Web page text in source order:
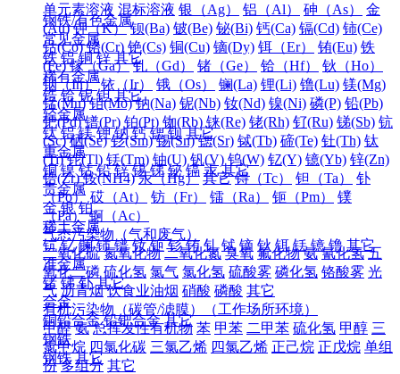
单元素溶液 混标溶液 银（Ag） 铝（Al） 砷（As）
金
(Au) 钾（K） 钡(Ba) 铍(Be) 铋(Bi) 钙(Ca) 镉(Cd) 铈(Ce)
钴(Co) 铬(Cr) 铯(Cs) 铜(Cu) 镝(Dy) 铒（Er） 铕(Eu) 铁
(Fe) 镓（Ga） 钆（Gd） 锗（Ge） 铪（Hf）
钬（Ho）
铟（In） 铱（Ir） 锇（Os） 镧(La) 锂(Li) 镥(Lu) 镁(Mg)
锰(Mn) 钼(Mo) 钠(Na) 铌(Nb) 钕(Nd) 镍(Ni) 磷(P) 铅(Pb)
钯(Pd) 镨(Pr) 铂(Pt) 铷(Rb) 铼(Re) 铑(Rh) 钌(Ru) 锑(Sb) 钪
(Sc) 硒(Se) 钐(Sm) 锡(Sn) 锶(Sr) 铽(Tb) 碲(Te) 钍(Th) 钛
(Ti) 铊(Tl) 铥(Tm) 铀(U) 钒(V) 钨(W) 钇(Y) 镱(Yb) 锌(Zn)
锆(Zr) 铵(NH4) 汞（Hg） 其它 锝（Tc） 钽（Ta）
钋
（Po） 砹（At） 钫（Fr） 镭（Ra） 钷（Pm）
镤
（Pa） 锕（Ac）
气态污染物（气和废气）
二氧化硫 氮氧化物 二氧化氮 臭氧 氟化物 氨 氰化氢 五
氧化二磷 硫化氢 氯气 氯化氢 硫酸雾 磷化氢 铬酸雾 光
气 沥青烟 饮食业油烟 硝酸 磷酸 其它
有机污染物（碳管/滤膜）（工作场所环境）
甲醛 氨 总挥发性有机物 苯 甲苯 二甲苯 硫化氢 甲醇 三
氯甲烷 四氯化碳 三氯乙烯 四氯乙烯 正己烷 正戊烷 单组
份 多组分 其它
钢铁/有色金属
常见金属
铁 铝 铜 锌 其它
稀有金属
锆 铪 铌 钽 其它
轻金属
钛 铝 镁 钾 钠 钙 锶 钡 其它
重金属
铜 镍 钴 铅 锌 锡 锑 铋 镉 汞 其它
贵金属
金 银 铂
稀土金属
钪 钇 镧 铈 镨 钕 钷 钐 铕 钆 铽 镝 钬 铒 铥 镱 镥 其它
准金属
锗 锑 钋 其它
合金
铜铅合金 铅钯合金 其它
钢铁
钢铁 其它